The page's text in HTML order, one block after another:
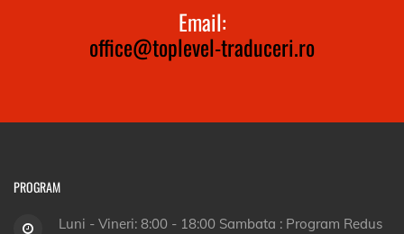
Email:
office@toplevel-traduceri.ro
PROGRAM
Luni - Vineri: 8:00 - 18:00 Sambata : Program Redus